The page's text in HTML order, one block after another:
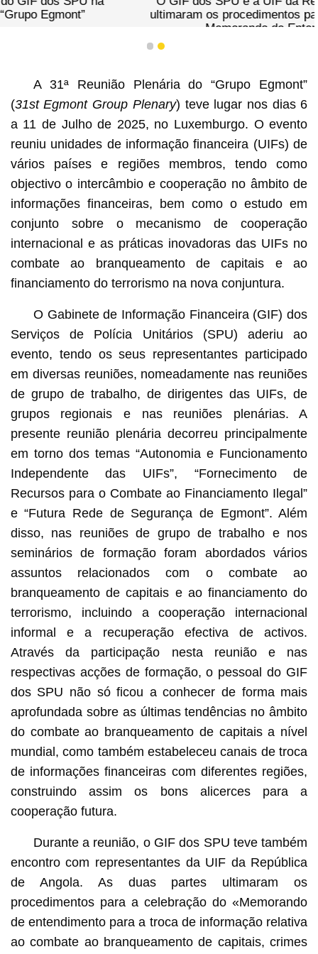
ultimaram os procedimentos para a celebração do
Memorando de Entendimento
1 2
A 31ª Reunião Plenária do “Grupo Egmont”
(31st Egmont Group Plenary) teve lugar nos dias 6
a 11 de Julho de 2025, no Luxemburgo. O evento
reuniu unidades de informação financeira (UIFs) de
vários países e regiões membros, tendo como
objectivo o intercâmbio e cooperação no âmbito de
informações financeiras, bem como o estudo em
conjunto sobre o mecanismo de cooperação
internacional e as práticas inovadoras das UIFs no
combate ao branqueamento de capitais e ao
financiamento do terrorismo na nova conjuntura.
O Gabinete de Informação Financeira (GIF) dos
Serviços de Polícia Unitários (SPU) aderiu ao
evento, tendo os seus representantes participado
em diversas reuniões, nomeadamente nas reuniões
de grupo de trabalho, de dirigentes das UIFs, de
grupos regionais e nas reuniões plenárias. A
presente reunião plenária decorreu principalmente
em torno dos temas “Autonomia e Funcionamento
Independente das UIFs”, “Fornecimento de
Recursos para o Combate ao Financiamento Ilegal”
e “Futura Rede de Segurança de Egmont”. Além
disso, nas reuniões de grupo de trabalho e nos
seminários de formação foram abordados vários
assuntos relacionados com o combate ao
branqueamento de capitais e ao financiamento do
terrorismo, incluindo a cooperação internacional
informal e a recuperação efectiva de activos.
Através da participação nesta reunião e nas
respectivas acções de formação, o pessoal do GIF
dos SPU não só ficou a conhecer de forma mais
aprofundada sobre as últimas tendências no âmbito
do combate ao branqueamento de capitais a nível
mundial, como também estabeleceu canais de troca
de informações financeiras com diferentes regiões,
construindo assim os bons alicerces para a
cooperação futura.
Durante a reunião, o GIF dos SPU teve também
encontro com representantes da UIF da República
de Angola. As duas partes ultimaram os
procedimentos para a celebração do «Memorando
de entendimento para a troca de informação relativa
ao combate ao branqueamento de capitais, crimes